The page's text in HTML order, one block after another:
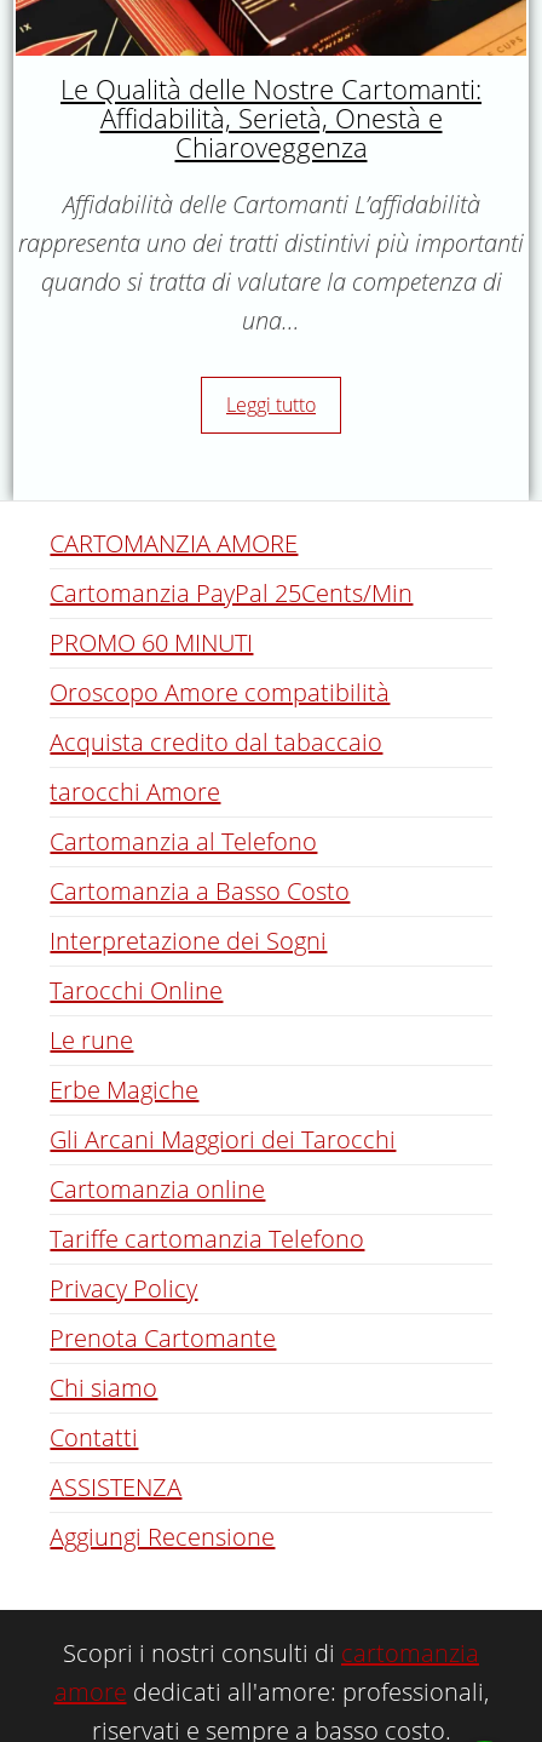
Le Qualità delle Nostre Cartomanti:
Affidabilità, Serietà, Onestà e
Chiaroveggenza
Affidabilità delle Cartomanti L’affidabilità
rappresenta uno dei tratti distintivi più importanti
quando si tratta di valutare la competenza di
una…
Leggi tutto
CARTOMANZIA AMORE
Cartomanzia PayPal 25Cents/Min
PROMO 60 MINUTI
Oroscopo Amore compatibilità
Acquista credito dal tabaccaio
tarocchi Amore
Cartomanzia al Telefono
Cartomanzia a Basso Costo
Interpretazione dei Sogni
Tarocchi Online
Le rune
Erbe Magiche
Gli Arcani Maggiori dei Tarocchi
Cartomanzia online
Tariffe cartomanzia Telefono
Privacy Policy
Prenota Cartomante
Chi siamo
Contatti
ASSISTENZA
Aggiungi Recensione
Scopri i nostri consulti di cartomanzia
amore dedicati all'amore: professionali,
riservati e sempre a basso costo.